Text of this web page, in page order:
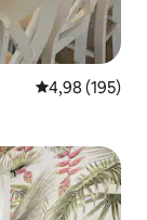
Classificação
4,98 (195)